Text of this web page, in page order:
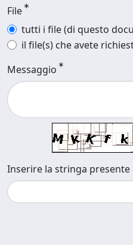
File
tutti i file (di questo
il file(s) che avete
Messaggio
Inserire la stringa